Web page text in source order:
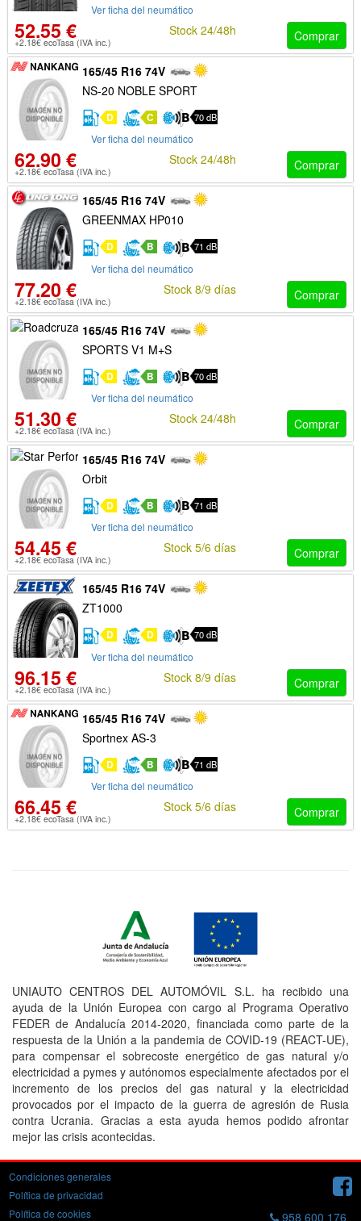
Ver ficha del neumático
52.55 €
+2.18€ ecoTasa (IVA inc.) Comprar
Stock 24/48h
165/45 R16 74V
NS-20 NOBLE SPORT
D C 70 dB
Ver ficha del neumático
62.90 €
+2.18€ ecoTasa (IVA inc.) Comprar
Stock 24/48h
165/45 R16 74V
GREENMAX HP010
D B 71 dB
Ver ficha del neumático
77.20 €
+2.18€ ecoTasa (IVA inc.) Comprar
Stock 8/9 días
165/45 R16 74V
SPORTS V1 M+S
D B 70 dB
Ver ficha del neumático
51.30 €
+2.18€ ecoTasa (IVA inc.) Comprar
Stock 24/48h
165/45 R16 74V
Orbit
D B 71 dB
Ver ficha del neumático
54.45 €
+2.18€ ecoTasa (IVA inc.) Comprar
Stock 5/6 días
165/45 R16 74V
ZT1000
D D 70 dB
Ver ficha del neumático
96.15 €
+2.18€ ecoTasa (IVA inc.) Comprar
Stock 8/9 días
165/45 R16 74V
Sportnex AS-3
D B 71 dB
Ver ficha del neumático
66.45 €
+2.18€ ecoTasa (IVA inc.) Comprar
Stock 5/6 días
UNIAUTO CENTROS DEL AUTOMÓVIL S.L. ha recibido una
ayuda de la Unión Europea con cargo al Programa Operativo
FEDER de Andalucía 2014-2020, financiada como parte de la
respuesta de la Unión a la pandemia de COVID-19 (REACT-UE),
para compensar el sobrecoste energético de gas natural y/o
electricidad a pymes y autónomos especialmente afectados por el
incremento de los precios del gas natural y la electricidad
provocados por el impacto de la guerra de agresión de Rusia
contra Ucrania. Gracias a esta ayuda hemos podido afrontar
mejor las crisis acontecidas.
Condiciones generales
Política de privacidad
Política de cookies
958 600 176